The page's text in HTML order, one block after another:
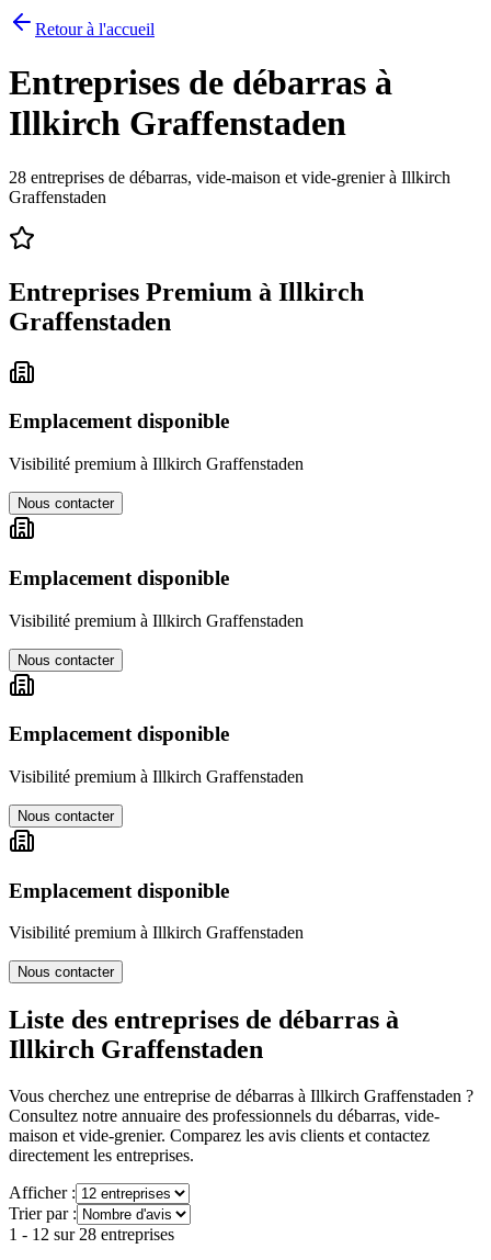
Retour à l'accueil
Entreprises de débarras à
Illkirch Graffenstaden
28 entreprises de débarras, vide-maison et vide-grenier à Illkirch
Graffenstaden
Entreprises Premium à Illkirch
Graffenstaden
Emplacement disponible
Visibilité premium à Illkirch Graffenstaden
Nous contacter
Emplacement disponible
Visibilité premium à Illkirch Graffenstaden
Nous contacter
Emplacement disponible
Visibilité premium à Illkirch Graffenstaden
Nous contacter
Emplacement disponible
Visibilité premium à Illkirch Graffenstaden
Nous contacter
Liste des entreprises de débarras à
Illkirch Graffenstaden
Vous cherchez une entreprise de débarras à Illkirch Graffenstaden ?
Consultez notre annuaire des professionnels du débarras, vide-
maison et vide-grenier. Comparez les avis clients et contactez
directement les entreprises.
Afficher :
Trier par :
1 - 12 sur 28 entreprises